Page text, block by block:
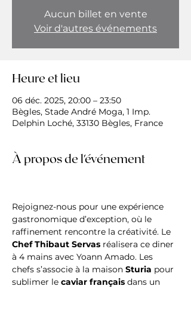
Aucun billet en vente
Voir d'autres événements
Heure et lieu
06 déc. 2025, 20:00 – 23:50
Bègles, Stade André Moga, 1 Imp.
Delphin Loché, 33130 Bègles, France
À propos de l'événement
Rejoignez-nous pour une expérience
gastronomique d’exception, où le
raffinement rencontre la créativité. Le
Chef Thibaut Servas réalisera ce diner
à 4 mains avec Yoann Amado. Les
chefs s’associe à la maison Sturia pour
sublimer le caviar français dans un